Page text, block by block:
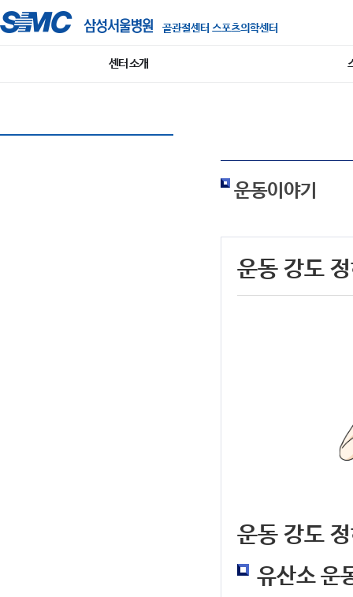
골관절센터 스포츠의학센터
센터 소개
운동이야기
운동 강도
운동 강도
유산소 운